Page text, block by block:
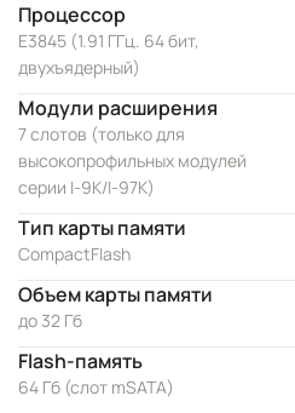
Процессор
E3845 (1.91 ГГц. 64 бит,
двухъядерный)
Модули расширения
7 слотов (только для
высокопрофильных модулей
серии I-9K/I-97K)
Тип карты памяти
CompactFlash
Объем карты памяти
до 32 Гб
Flash-память
64 Гб (слот mSATA)